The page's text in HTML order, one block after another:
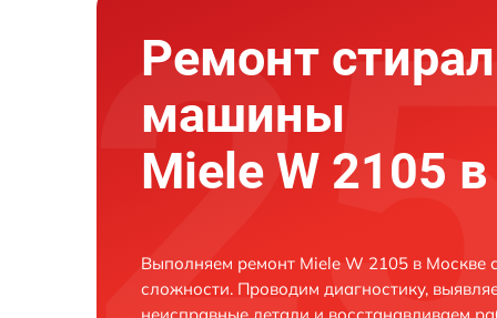
Ремонт
машины
Miele W 2105
Выполняем ремонт Miele W 2105 в Москве
сложности. Проводим диагностику,